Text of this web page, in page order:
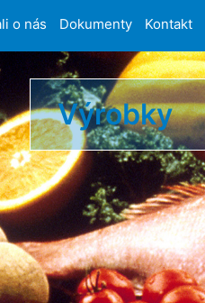
o nás Dokumenty Kontakt
Výrobky